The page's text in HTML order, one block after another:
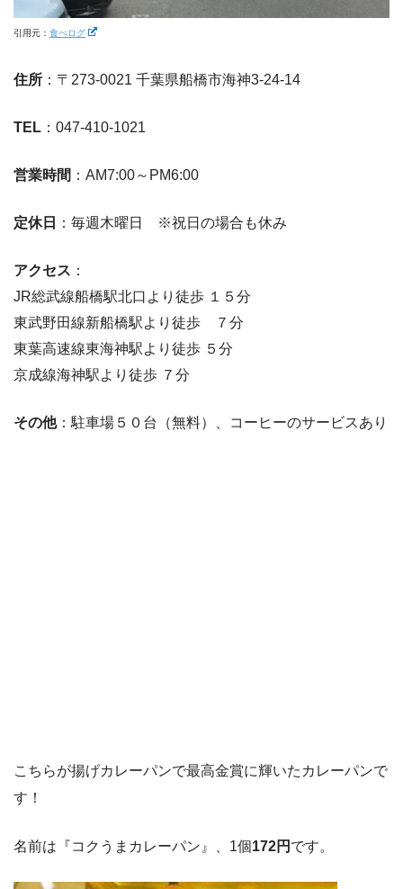
引用元： 食べログ
住所 ：〒273-0021 千葉県船橋市海神3-24-14
TEL ：047-410-1021
営業時間 ：AM7:00～PM6:00
定休日 ：毎週木曜日 ※祝日の場合も休み
アクセス ：
JR総武線船橋駅北口より徒歩 １５分
東武野田線新船橋駅より徒歩 ７分
東葉高速線東海神駅より徒歩 ５分
京成線海神駅より徒歩 ７分
その他：駐車場５０台（無料）、コーヒーのサービスあり
こちらが揚げカレーパンで最高金賞に輝いたカレーパンで
す！
名前は『コクうまカレーパン』、1個172円 です。